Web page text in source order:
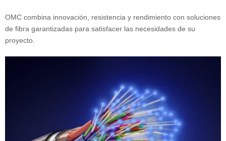
OMC combina innovación, resistencia y rendimiento con soluciones
de fibra garantizadas para satisfacer las necesidades de su
proyecto.